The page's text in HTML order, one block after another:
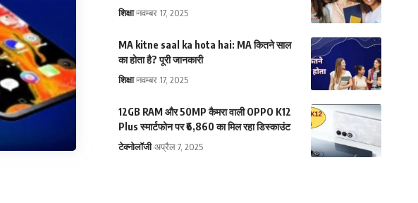
शिक्षा नवम्बर 17, 2025
MA kitne saal ka hota hai: MA कितने साल
का होता है? पूरी जानकारी
शिक्षा नवम्बर 17, 2025
12GB RAM और 50MP कैमरा वाली OPPO K12
Plus स्मार्टफोन पर ₹6,860 का मिल रहा डिस्काउंट
टेक्नोलॉजी अप्रैल 7, 2025